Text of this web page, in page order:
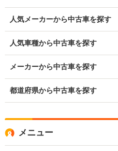
人気メーカーから中古車を探す
人気車種から中古車を探す
メーカーから中古車を探す
都道府県から中古車を探す
メニュー